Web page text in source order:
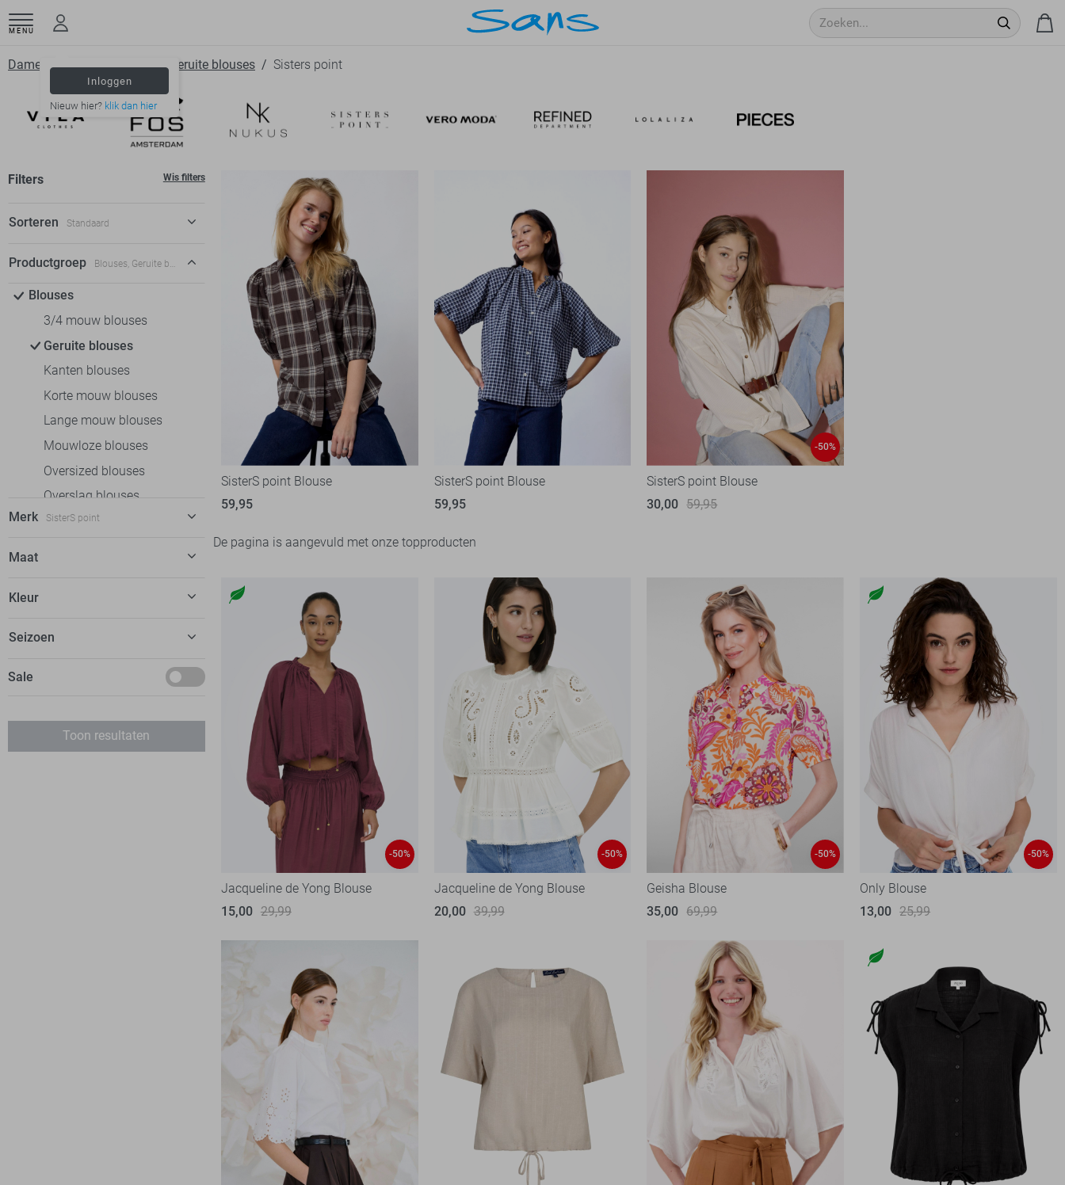
MENU
Inloggen
Nieuw hier? klik dan hier
Dameskleding Blouses Geruite blouses Sisters point
Filters Wis filters
Sorteren Standaard
Standaard
Productgroep Blouses, Geruite blouses
Blouses
3/4 mouw blouses
Geruite blouses
Kanten blouses
Korte mouw blouses
Lange mouw blouses
Mouwloze blouses
Oversized blouses
Overslag blouses
Spijkerblouses
Jurken
T-shirts
Tops
Vesten
Merk SisterS point
FOS Amsterdam 12
Nukus
SisterS point
Maat
XS
M
Kleur
Blauw
Seizoen
Februari
Augustus
Sale
Toon resultaten
SisterS point Blouse
59,95
SisterS point Blouse
59,95
-50%
SisterS point Blouse
30,00 59,95
De pagina is aangevuld met onze topproducten
-50%
Jacqueline de Yong Blouse
15,00 29,99
-50%
Jacqueline de Yong Blouse
20,00 39,99
-50%
Geisha Blouse
35,00 69,99
-50%
Only Blouse
13,00 25,99